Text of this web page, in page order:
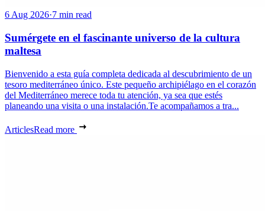
6 Aug 2026·7 min read
Sumérgete en el fascinante universo de la cultura
maltesa
Bienvenido a esta guía completa dedicada al descubrimiento de un
tesoro mediterráneo único. Este pequeño archipiélago en el corazón
del Mediterráneo merece toda tu atención, ya sea que estés
planeando una visita o una instalación.Te acompañamos a tra...
ArticlesRead more